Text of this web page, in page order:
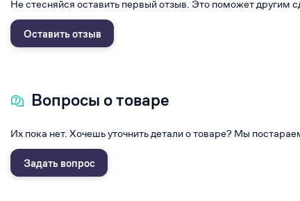
Не стесняйся оставить первый отзыв. Это поможет другим
Оставить отзыв
Вопросы о товаре
Их пока нет. Хочешь уточнить детали о товаре? Мы
Задать вопрос